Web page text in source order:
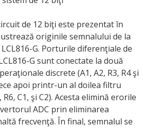
de 12 biţi este prezentat în
originile semnalului de la
G. Porturile diferenţiale de
G sunt conectate la două
discrete (A1, A2, R3, R4 şi
apoi printr-un al doilea filtru
C1, şi C2). Acesta elimină erorile
ADC prin eliminarea
frecvenţă. În final, semnalul se